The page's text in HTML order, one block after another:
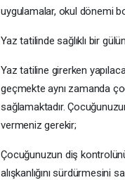
uygulamalar, okul dönemi
Yaz tatilinde sağlıklı bir
Yaz tatiline girerken
geçmekte aynı zamanda
sağlamaktadır.
vermeniz gerekir;
Çocuğunuzun diş
alışkanlığını sürdürmesini